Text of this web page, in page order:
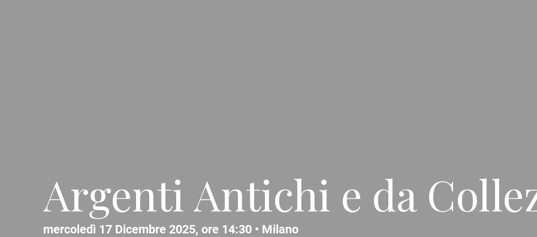
Argenti Antichi e da
mercoledì 17 Dicembre 2025, ore 14:30 • Milano